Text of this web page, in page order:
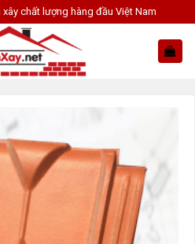
chất lượng hàng đầu Việt Nam